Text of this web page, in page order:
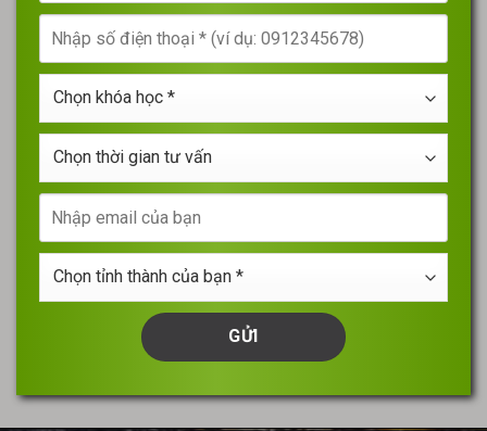
tên
của
bạn
*
số
điện
thoại
khóa
học
thời
gian
tư
vấnemail
của
bạn
tỉnh